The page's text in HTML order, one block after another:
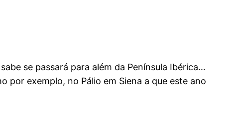
se passará para além da Península Ibérica…
por exemplo, no Pálio em Siena a que este ano